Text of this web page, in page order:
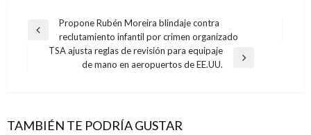
Navegación
Entrada
anterior
Propone Rubén Moreira blindaje contra
reclutamiento infantil por crimen organizado
TSA ajusta reglas de revisión para equipaje
de mano en aeropuertos de EE.UU.
TAMBIÉN TE PODRÍA GUSTAR